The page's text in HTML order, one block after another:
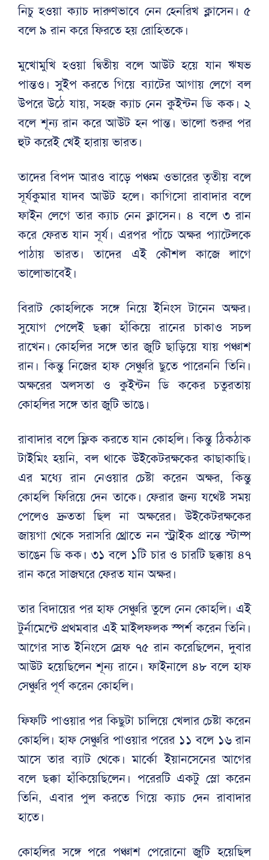
নিচু হওয়া ক্যাচ দারুণভাবে নেন হেনরিখ ক্লাসেন। ৫
বলে ৯ রান করে ফিরতে হয় রোহিতকে।
মুখোমুখি হওয়া দ্বিতীয় বলে আউট হয়ে যান ঋষভ
পান্তও। সুইপ করতে গিয়ে ব্যাটের আগায় লেগে বল
উপরে উঠে যায়, সহজ ক্যাচ নেন কুইন্টন ডি কক। ২
বলে শূন্য রান করে আউট হন পান্ত। ভালো শুরুর পর
হুট করেই খেই হারায় ভারত।
তাদের বিপদ আরও বাড়ে পঞ্চম ওভারের তৃতীয় বলে
সূর্যকুমার যাদব আউট হলে। কাগিসো রাবাদার বলে
ফাইন লেগে তার ক্যাচ নেন ক্লাসেন। ৪ বলে ৩ রান
করে ফেরত যান সূর্য। এরপর পাঁচে অক্ষর প্যাটেলকে
পাঠায় ভারত। তাদের এই কৌশল কাজে লাগে
ভালোভাবেই।
বিরাট কোহলিকে সঙ্গে নিয়ে ইনিংস টানেন অক্ষর।
সুযোগ পেলেই ছক্কা হাঁকিয়ে রানের চাকাও সচল
রাখেন। কোহলির সঙ্গে তার জুটি ছাড়িয়ে যায় পঞ্চাশ
রান। কিন্তু নিজের হাফ সেঞ্চুরি ছুতে পারেননি তিনি।
অক্ষরের অলসতা ও কুইন্টন ডি ককের চতুরতায়
কোহলির সঙ্গে তার জুটি ভাঙে।
রাবাদার বলে ফ্লিক করতে যান কোহলি। কিন্তু ঠিকঠাক
টাইমিং হয়নি, বল থাকে উইকেটরক্ষকের কাছাকাছি।
এর মধ্যে রান নেওয়ার চেষ্টা করেন অক্ষর, কিন্তু
কোহলি ফিরিয়ে দেন তাকে। ফেরার জন্য যথেষ্ট সময়
পেলেও দ্রুততা ছিল না অক্ষরের। উইকেটরক্ষকের
জায়গা থেকে সরাসরি থ্রোতে নন স্ট্রাইক প্রান্তে স্টাম্প
ভাঙেন ডি কক। ৩১ বলে ১টি চার ও চারটি ছক্কায় ৪৭
রান করে সাজঘরে ফেরত যান অক্ষর।
তার বিদায়ের পর হাফ সেঞ্চুরি তুলে নেন কোহলি। এই
টুর্নামেন্টে প্রথমবার এই মাইলফলক স্পর্শ করেন তিনি।
আগের সাত ইনিংসে স্রেফ ৭৫ রান করেছিলেন, দুবার
আউট হয়েছিলেন শূন্য রানে। ফাইনালে ৪৮ বলে হাফ
সেঞ্চুরি পূর্ণ করেন কোহলি।
ফিফটি পাওয়ার পর কিছুটা চালিয়ে খেলার চেষ্টা করেন
কোহলি। হাফ সেঞ্চুরি পাওয়ার পরের ১১ বলে ১৬ রান
আসে তার ব্যাট থেকে। মার্কো ইয়ানসেনের আগের
বলে ছক্কা হাঁকিয়েছিলেন। পরেরটি একটু স্লো করেন
তিনি, এবার পুল করতে গিয়ে ক্যাচ দেন রাবাদার
হাতে।
কোহলির সঙ্গে পরে পঞ্চাশ পেরোনো জুটি হয়েছিল